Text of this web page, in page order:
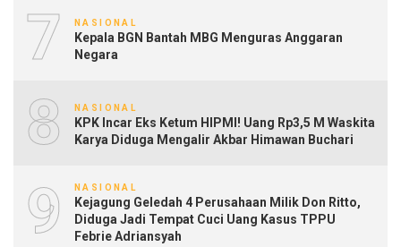
7 NASIONAL
Kepala BGN Bantah MBG Menguras Anggaran
Negara
8 NASIONAL
KPK Incar Eks Ketum HIPMI! Uang Rp3,5 M Waskita
Karya Diduga Mengalir Akbar Himawan Buchari
9 NASIONAL
Kejagung Geledah 4 Perusahaan Milik Don Ritto,
Diduga Jadi Tempat Cuci Uang Kasus TPPU
Febrie Adriansyah